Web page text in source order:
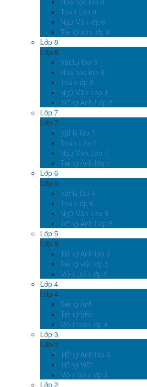
Toán Lớp 9
Ngữ Văn lớp 9
Tiếng anh lớp 9
Lớp 8
Lớp 8
Vật Lý lớp 8
Hóa học lớp 8
Toán lớp 8
Ngữ Văn Lớp 8
Tiếng Anh Lớp 8
Lớp 7
Lớp 7
Vật lý lớp 7
Toán Lớp 7
Ngữ Văn Lớp 7
Tiếng Anh lớp 7
Lớp 6
Lớp 6
Vật lý lớp 6
Toán lớp 6
Ngữ Văn Lớp 6
Tiếng Anh Lớp 6
Lớp 5
Lớp 5
Tiếng Anh lớp 5
Tiếng việt lớp 5
Môn toán lớp 5
Lớp 4
Lớp 4
Tiếng Anh
Tiếng Việt
Môn toán lớp 4
Lớp 3
Lớp 3
Tiếng Anh lớp 3
Tiếng Việt
Môn toán lớp 3
Lớp 2